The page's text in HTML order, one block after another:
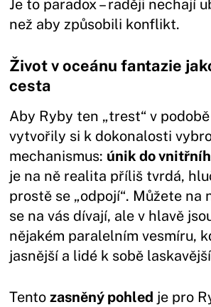
Je to paradox – raději nechají
než aby způsobili konflikt.
Život v oceánu fantazie
cesta
Aby Ryby ten „trest“ v
vytvořily si k dokonalosti
mechanismus: únik do
je na ně realita příliš tvrdá,
prostě se „odpojí“. Můžete na
se na vás dívají, ale v hlavě
nějakém paralelním vesmíru,
jasnější a lidé k sobě
Tentozasněný pohled je pro